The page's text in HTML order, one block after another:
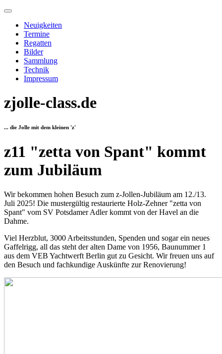
Neuigkeiten
Termine
Regatten
Bilder
Sammlung
Technik
Impressum
zjolle-class.de
... die Jolle mit dem kleinen 'z'
z11 "zetta von Spant" kommt
zum Jubiläum
Wir bekommen hohen Besuch zum z-Jollen-Jubiläum am 12./13.
Juli 2025! Die mustergültig restaurierte Holz-Zehner "zetta von
Spant" vom SV Potsdamer Adler kommt von der Havel an die
Dahme.
Viel Herzblut, 3000 Arbeitsstunden, Spenden und sogar ein neues
Gaffelrigg, all das steht der alten Dame von 1956, Baunummer 1
aus dem VEB Yachtwerft Berlin gut zu Gesicht. Wir freuen uns auf
den Besuch und fachkundige Auskünfte zur Renovierung!